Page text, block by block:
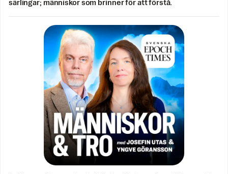
särlingar; människor som brinner för att förstå.